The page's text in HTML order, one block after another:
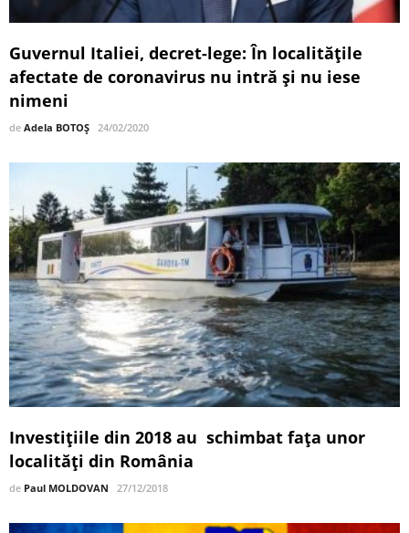
Guvernul Italiei, decret-lege: În localitățile
afectate de coronavirus nu intră și nu iese
nimeni
de Adela BOTOȘ 24/02/2020
Investițiile din 2018 au schimbat faţa unor
localităţi din România
de Paul MOLDOVAN 27/12/2018